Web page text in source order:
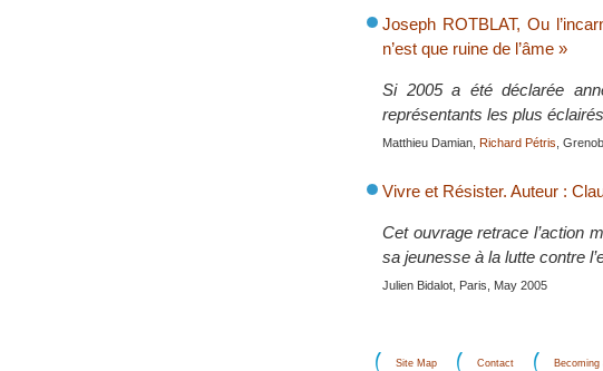
Joseph ROTBLAT, Ou
n’est que ruine de l’âme »
Si 2005 a été déclarée
représentants les plus
Matthieu Damian, Richard Pétris ,
Vivre et Résister. Auteur :
Cet ouvrage retrace l’action
sa jeunesse à la lutte contre
Julien Bidalot, Paris, May 2005
Site Map Contact Becoming